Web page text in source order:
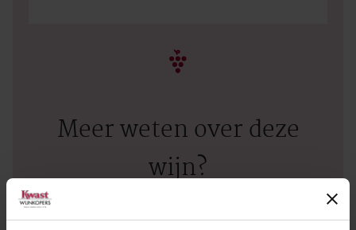
Meer weten over deze
wijn?
NEEM CONTACT OP